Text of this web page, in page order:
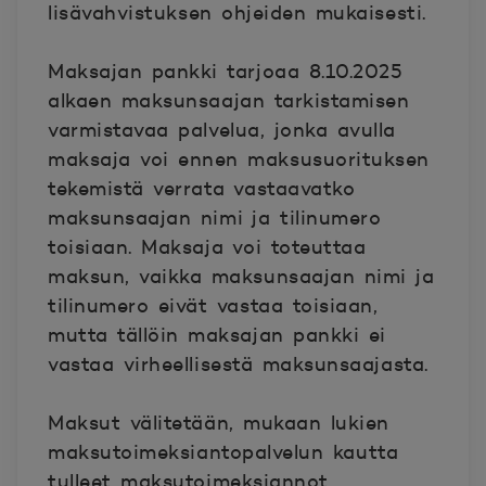
lisävahvistuksen ohjeiden mukaisesti.
Maksajan pankki tarjoaa 8.10.2025
alkaen maksunsaajan tarkistamisen
varmistavaa palvelua, jonka avulla
maksaja voi ennen maksusuorituksen
tekemistä verrata vastaavatko
maksunsaajan nimi ja tilinumero
toisiaan. Maksaja voi toteuttaa
maksun, vaikka maksunsaajan nimi ja
tilinumero eivät vastaa toisiaan,
mutta tällöin maksajan pankki ei
vastaa virheellisestä maksunsaajasta.
Maksut välitetään, mukaan lukien
maksutoimeksiantopalvelun kautta